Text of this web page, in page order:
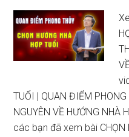
TUỔI | QUAN ĐIỂM
NGUYÊN VỀ HƯỚNG NHÀ
các bạn đã xem bài CHỌN